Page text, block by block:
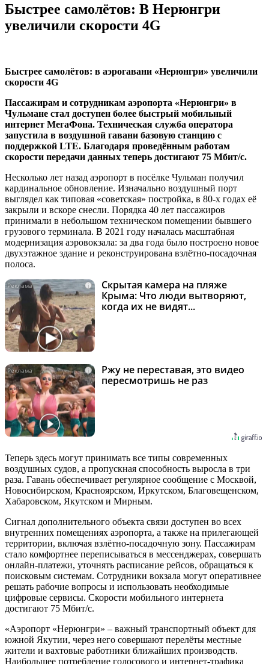
Быстрее самолётов: В Нерюнгри
увеличили скорости 4G
Быстрее самолётов: в аэрогавани «Нерюнгри» увеличили
скорости 4G
Пассажирам и сотрудникам аэропорта «Нерюнгри» в
Чульмане стал доступен более быстрый мобильный
интернет МегаФона. Техническая служба оператора
запустила в воздушной гавани базовую станцию с
поддержкой LTE. Благодаря проведённым работам
скорости передачи данных теперь достигают 75 Мбит/с.
Несколько лет назад аэропорт в посёлке Чульман получил
кардинальное обновление. Изначально воздушный порт
выглядел как типовая «советская» постройка, в 80-х годах её
закрыли и вскоре снесли. Порядка 40 лет пассажиров
принимали в небольшом техническом помещении бывшего
грузового терминала. В 2021 году началась масштабная
модернизация аэровокзала: за два года было построено новое
двухэтажное здание и реконструирована взлётно-посадочная
полоса.
i
Скрытая камера на пляже
Крыма: Что люди вытворяют,
когда их не видят...
i
Ржу не переставая, это видео
пересмотришь не раз
Теперь здесь могут принимать все типы современных
воздушных судов, а пропускная способность выросла в три
раза. Гавань обеспечивает регулярное сообщение с Москвой,
Новосибирском, Красноярском, Иркутском, Благовещенском,
Хабаровском, Якутском и Мирным.
Сигнал дополнительного объекта связи доступен во всех
внутренних помещениях аэропорта, а также на прилегающей
территории, включая взлётно‑посадочную зону. Пассажирам
стало комфортнее переписываться в мессенджерах, совершать
онлайн-платежи, уточнять расписание рейсов, обращаться к
поисковым системам. Сотрудники вокзала могут оперативнее
решать рабочие вопросы и использовать необходимые
цифровые сервисы. Скорости мобильного интернета
достигают 75 Мбит/с.
«Аэропорт «Нерюнгри» – важный транспортный объект для
южной Якутии, через него совершают перелёты местные
жители и вахтовые работники ближайших производств.
Наибольшее потребление голосового и интернет-трафика